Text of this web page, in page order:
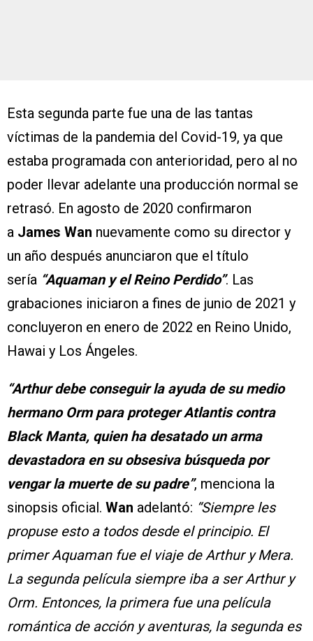
Esta segunda parte fue una de las tantas
víctimas de la pandemia del Covid-19, ya que
estaba programada con anterioridad, pero al no
poder llevar adelante una producción normal se
retrasó. En agosto de 2020 confirmaron
a James Wan nuevamente como su director y
un año después anunciaron que el título
sería “Aquaman y el Reino Perdido”. Las
grabaciones iniciaron a fines de junio de 2021 y
concluyeron en enero de 2022 en Reino Unido,
Hawai y Los Ángeles.
“Arthur debe conseguir la ayuda de su medio
hermano Orm para proteger Atlantis contra
Black Manta, quien ha desatado un arma
devastadora en su obsesiva búsqueda por
vengar la muerte de su padre”, menciona la
sinopsis oficial. Wan adelantó: “Siempre les
propuse esto a todos desde el principio. El
primer Aquaman fue el viaje de Arthur y Mera.
La segunda película siempre iba a ser Arthur y
Orm. Entonces, la primera fue una película
romántica de acción y aventuras, la segunda es